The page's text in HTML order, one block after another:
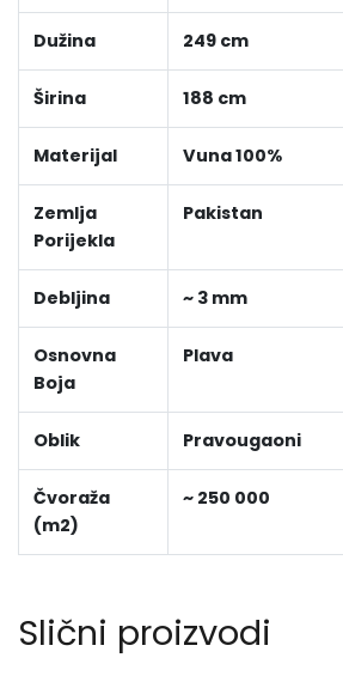
Dužina 249 cm
Širina 188 cm
Materijal Vuna 100%
Zemlja
Porijekla
Pakistan
Debljina ~ 3 mm
Osnovna
Boja
Plava
Oblik Pravougaoni
Čvoraža
(m2)
~ 250 000
Slični proizvodi